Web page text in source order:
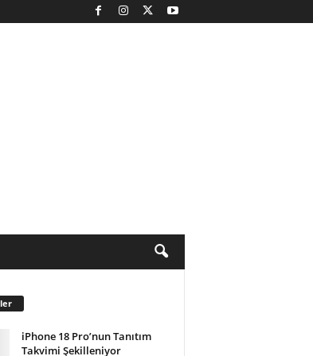
iPhone 18 Pro’nun Tanıtım
Takvimi Şekilleniyor